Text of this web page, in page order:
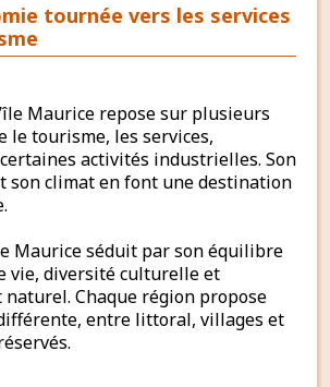
tournée vers les services
Maurice repose sur plusieurs
le tourisme, les services,
activités industrielles. Son
son climat en font une destination
Maurice séduit par son équilibre
vie, diversité culturelle et
Chaque région propose
entre littoral, villages et